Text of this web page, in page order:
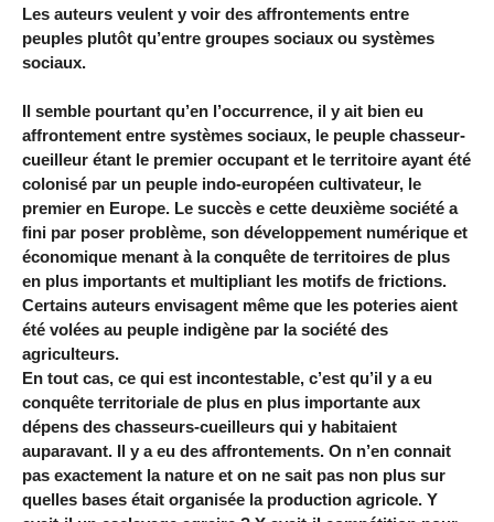
Les auteurs veulent y voir des affrontements entre
peuples plutôt qu’entre groupes sociaux ou systèmes
sociaux.
Il semble pourtant qu’en l’occurrence, il y ait bien eu
affrontement entre systèmes sociaux, le peuple chasseur-
cueilleur étant le premier occupant et le territoire ayant été
colonisé par un peuple indo-européen cultivateur, le
premier en Europe. Le succès e cette deuxième société a
fini par poser problème, son développement numérique et
économique menant à la conquête de territoires de plus
en plus importants et multipliant les motifs de frictions.
Certains auteurs envisagent même que les poteries aient
été volées au peuple indigène par la société des
agriculteurs.
En tout cas, ce qui est incontestable, c’est qu’il y a eu
conquête territoriale de plus en plus importante aux
dépens des chasseurs-cueilleurs qui y habitaient
auparavant. Il y a eu des affrontements. On n’en connait
pas exactement la nature et on ne sait pas non plus sur
quelles bases était organisée la production agricole. Y